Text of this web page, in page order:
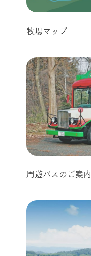
牧場マップ
周遊バスのご案内